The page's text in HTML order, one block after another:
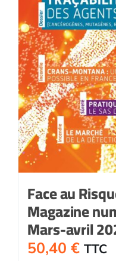
Face au
Magazine
Mars-avril
50,40 € TTC